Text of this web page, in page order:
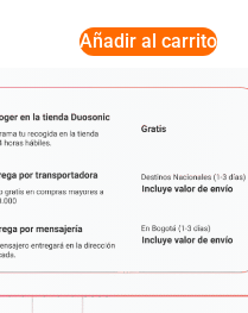
Añadir al carrito